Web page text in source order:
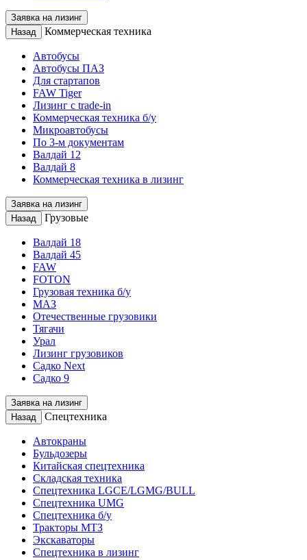
Заявка на лизинг
Назад
Коммерческая техника
Автобусы
Автобусы ПАЗ
Для стартапов
FAW Tiger
Лизинг с trade-in
Коммерческая техника б/у
Микроавтобусы
По 3-м документам
Валдай 12
Валдай 8
Коммерческая техника в лизинг
Заявка на лизинг
Назад
Грузовые
Валдай 18
Валдай 45
FAW
FOTON
Грузовая техника б/у
МАЗ
Отечественные грузовики
Тягачи
Урал
Лизинг грузовиков
Садко Next
Садко 9
Заявка на лизинг
Назад
Спецтехника
Автокраны
Бульдозеры
Китайская спецтехника
Складская техника
Спецтехника LGCE/LGMG/BULL
Спецтехника UMG
Спецтехника б/у
Тракторы МТЗ
Экскаваторы
Спецтехника в лизинг